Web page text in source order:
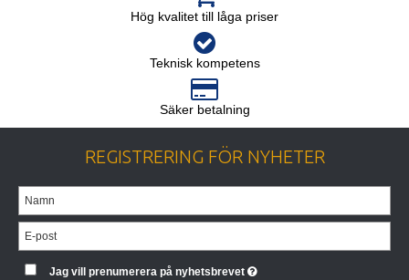
Hög kvalitet till låga priser
Teknisk kompetens
Säker betalning
REGISTRERING FÖR NYHETER
Jag vill prenumerera på nyhetsbrevet